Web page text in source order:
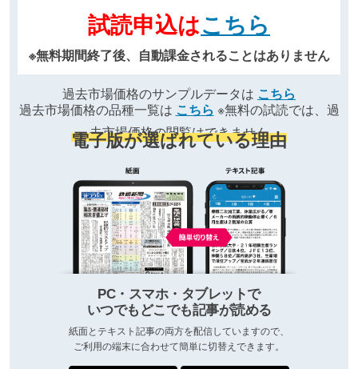
試読申込はこちら
※無料期間終了後、自動課金されることはありません
過去市場価格のサンプルデータは こちら
過去市場価格の品種一覧は こちら ※無料の試読では、過
去市場価格の閲覧はできません
電子版が選ばれている理由
PC・スマホ・タブレットで
いつでもどこでも記事が読める
紙面とテキスト記事の両方を配信していますので、
ご利用の端末に合わせて簡単に切替えできます。